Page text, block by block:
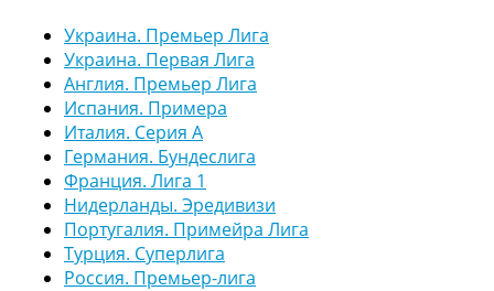
Украина. Премьер Лига
Украина. Первая Лига
Англия. Премьер Лига
Испания. Примера
Италия. Серия А
Германия. Бундеслига
Франция. Лига 1
Нидерланды. Эредивизи
Португалия. Примейра Лига
Турция. Суперлига
Россия. Премьер-лига